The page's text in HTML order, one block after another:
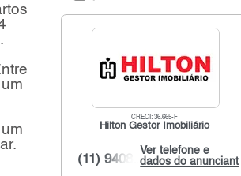
CRECI: 36.665-F
Hilton Gestor Imobiliário
Ver telefone e
dados do anunciante
(11) 9408...